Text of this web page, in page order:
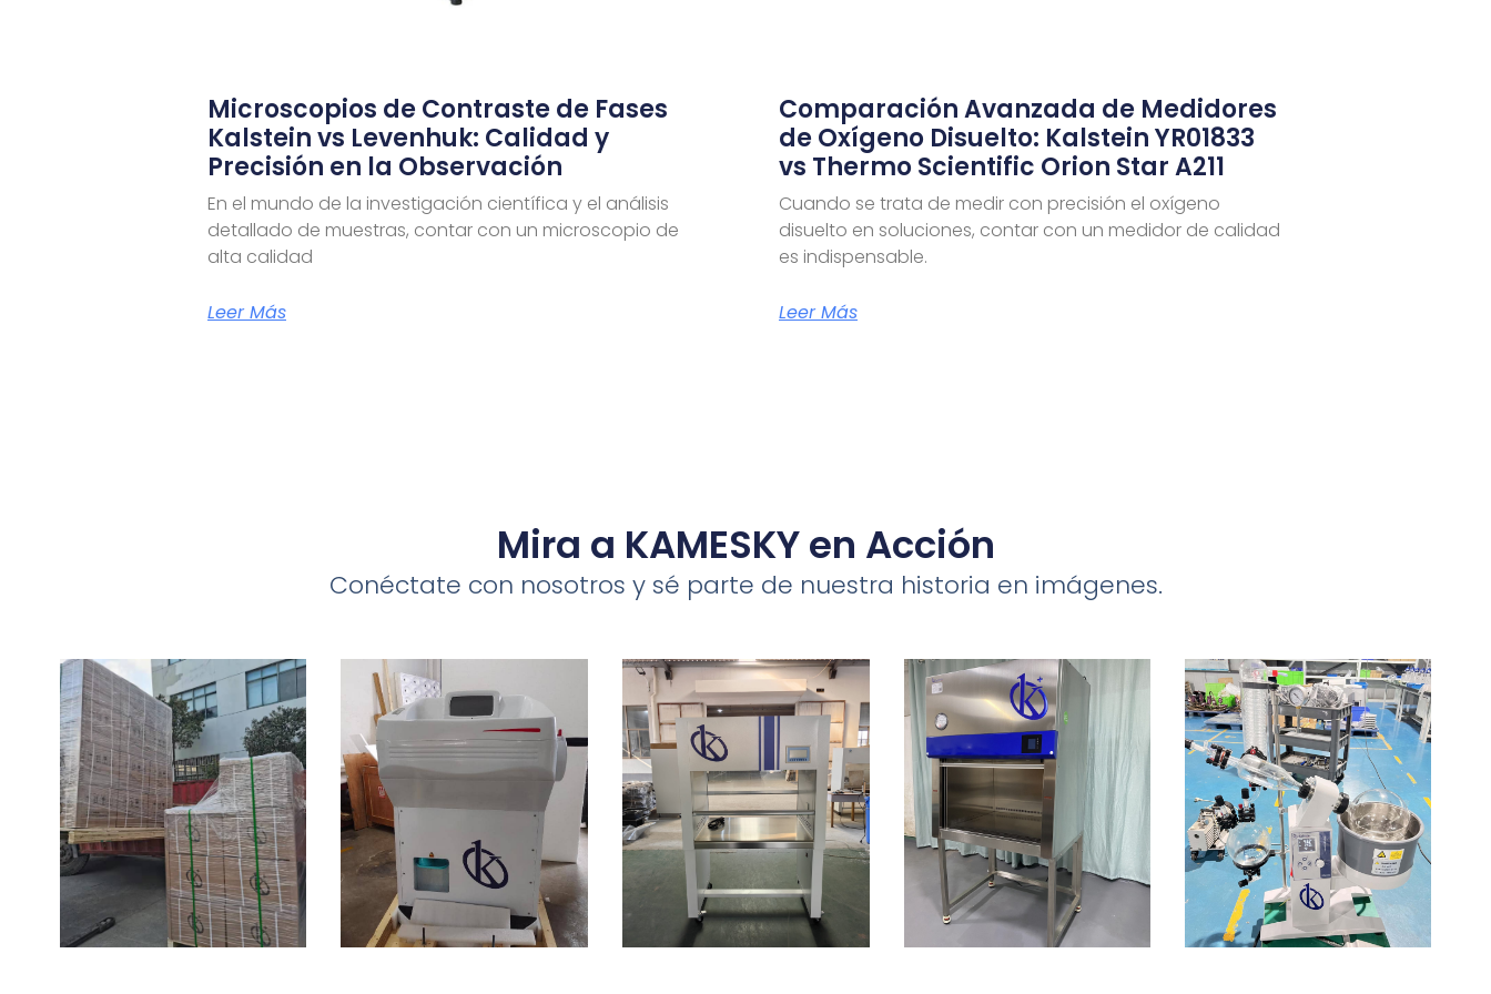
Microscopios de Contraste de Fases
Kalstein vs Levenhuk: Calidad y
Precisión en la Observación
En el mundo de la investigación científica y el análisis
detallado de muestras, contar con un microscopio de
alta calidad
Leer Más
Comparación Avanzada de Medidores
de Oxígeno Disuelto: Kalstein YR01833
vs Thermo Scientific Orion Star A211
Cuando se trata de medir con precisión el oxígeno
disuelto en soluciones, contar con un medidor de calidad
es indispensable.
Leer Más
Mira a KAMESKY en Acción
Conéctate con nosotros y sé parte de nuestra historia en imágenes.